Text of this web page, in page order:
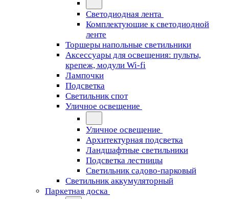
Светодиодная лента
Комплектующие к светодиодной
ленте
Торшеры напольные светильники
Аксессуары для освещения: пульты,
крепеж, модули Wi-fi
Лампочки
Подсветка
Светильник спот
Уличное освещение
Уличное освещение
Архитектурная подсветка
Ландшафтные светильники
Подсветка лестницы
Светильник садово-парковый
Светильник аккумуляторный
Паркетная доска